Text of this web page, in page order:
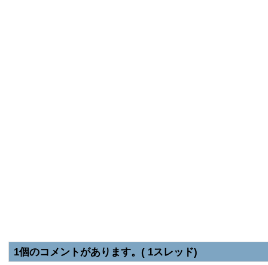
1個のコメントがあります。( 1スレッド)